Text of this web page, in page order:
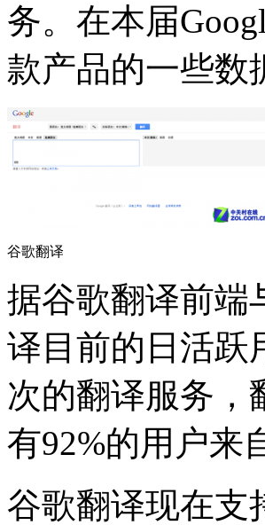
务。在本届
款产品的一些数
谷歌翻译
据谷歌翻译前端
译目前的日活跃
次的翻译服务，
有92%的用户来
谷歌翻译现在支